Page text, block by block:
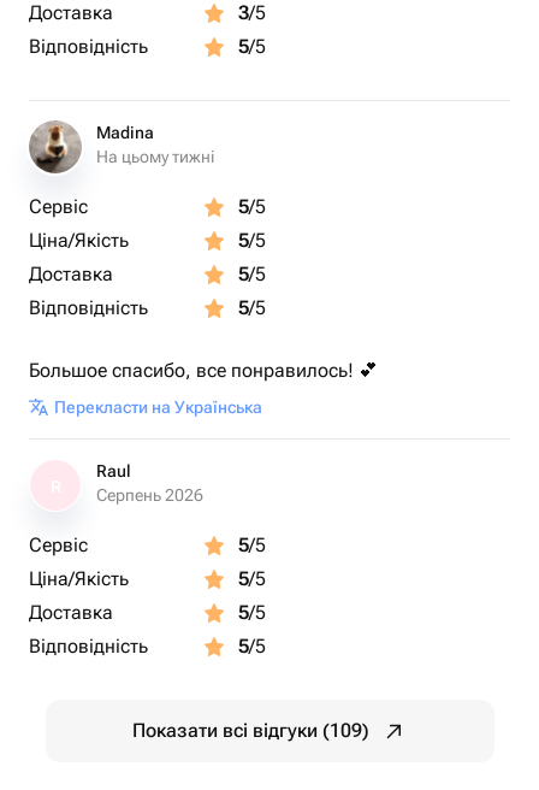
Доставка
3/5
Відповідність
5/5
Madina
На цьому тижні
Сервіс 5/5
Ціна/Якість
5/5
Доставка
5/5
Відповідність
5/5
Большое спасибо, все понравилось! 💕
Перекласти на Українська
Raul
Серпень 2026
Сервіс 5/5
Ціна/Якість
5/5
Доставка
5/5
Відповідність
5/5
Показати всі відгуки (109)